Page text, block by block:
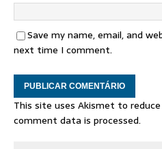
Save my name, email, and
next time I comment.
This site uses Akismet to
comment data is processed.